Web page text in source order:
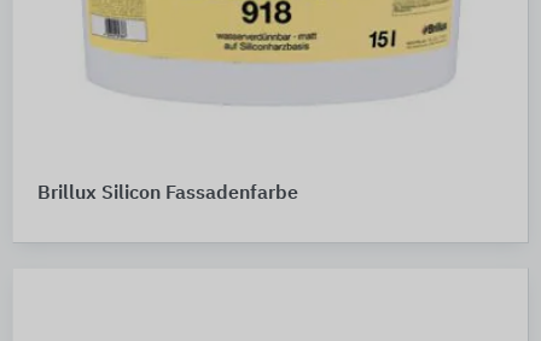
Brillux Silicon Fassadenfarbe